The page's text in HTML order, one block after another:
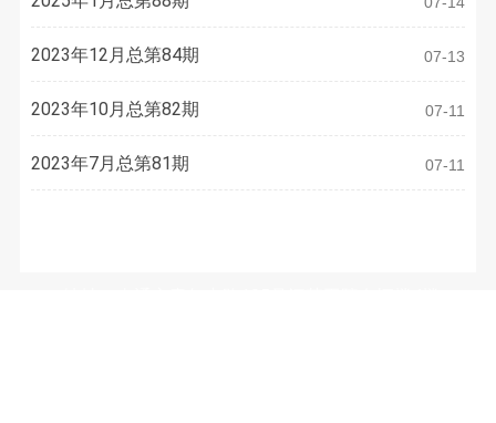
2023年12月总第84期 07-13
2023年10月总第82期 07-11
2023年7月总第81期 07-11